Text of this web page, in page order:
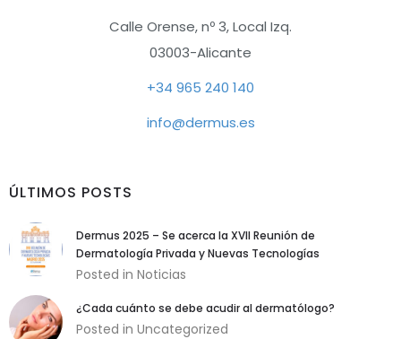
Calle Orense, nº 3, Local Izq.
03003-Alicante
+34 965 240 140
info@dermus.es
ÚLTIMOS POSTS
Dermus 2025 – Se acerca la XVII Reunión de
Dermatología Privada y Nuevas Tecnologías
Posted in Noticias
¿Cada cuánto se debe acudir al dermatólogo?
Posted in Uncategorized